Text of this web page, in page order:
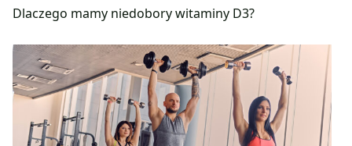
Dlaczego mamy niedobory witaminy D3?